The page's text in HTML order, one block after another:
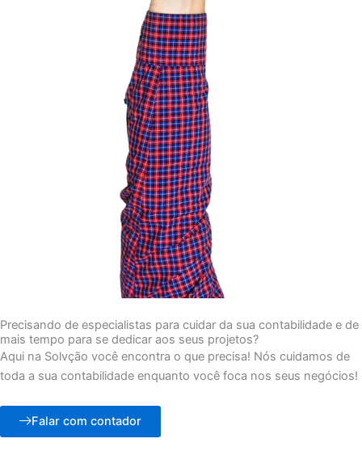
Precisando de especialistas para cuidar da sua contabilidade e de
mais tempo para se dedicar aos seus projetos?
Aqui na Solvção você encontra o que precisa! Nós cuidamos de
toda a sua contabilidade enquanto você foca nos seus negócios!
Falar com contador